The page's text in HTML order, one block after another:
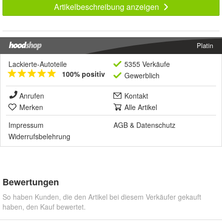
Artikelbeschreibung anzeigen
Platin
Lackierte-Autoteile
100% positiv
5355 Verkäufe
Gewerblich
Anrufen
Kontakt
Merken
Alle Artikel
Impressum
AGB & Datenschutz
Widerrufsbelehrung
Bewertungen
So haben Kunden, die den Artikel bei diesem Verkäufer gekauft
haben, den Kauf bewertet.